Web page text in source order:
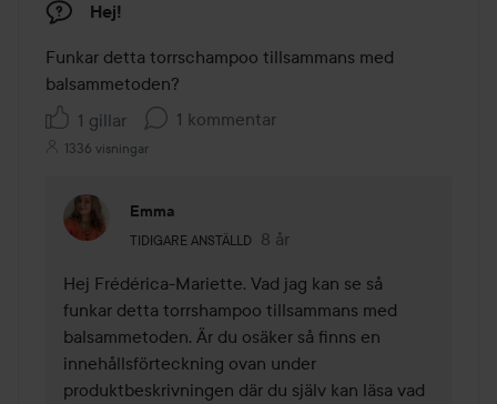
Hej!
Funkar detta torrschampoo tillsammans med
balsammetoden?
1 gillar
1 kommentar
1336 visningar
Emma
TIDIGARE ANSTÄLLD
Användarens roll: Tidigare anställd.
8 år
Kommentaren lades 8 år
Hej Frédérica-Mariette. Vad jag kan se så
funkar detta torrshampoo tillsammans med
balsammetoden. Är du osäker så finns en
innehållsförteckning ovan under
produktbeskrivningen där du själv kan läsa vad